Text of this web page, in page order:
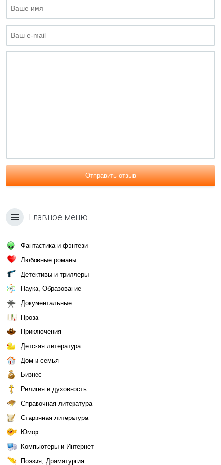
Отправить отзыв
Главное меню
Фантастика и фэнтези
Любовные романы
Детективы и триллеры
Наука, Образование
Документальные
Проза
Приключения
Детская литература
Дом и семья
Бизнес
Религия и духовность
Справочная литература
Старинная литература
Юмор
Компьютеры и Интернет
Поэзия, Драматургия